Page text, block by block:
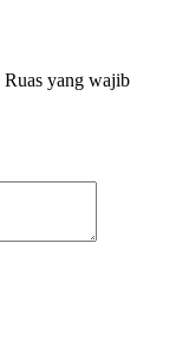
Ruas yang wajib